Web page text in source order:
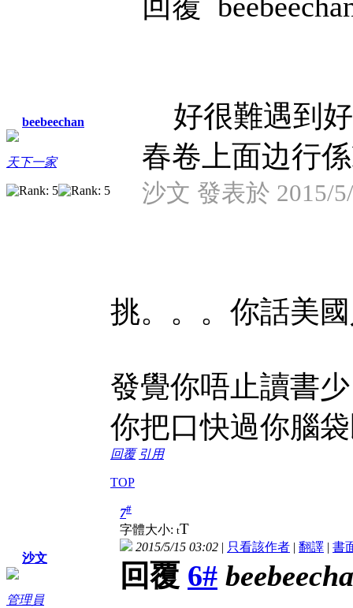
beebeechan
天下一家
好很難遇到
春卷上面边行係
沙文 發表於 2015/
挑。。。你話美
發覺你唔止讀書
你把口快過你腦
回覆 引用
TOP
沙文
管理員
7#
字體大小: tT
2015/5/15 03:02 | 只看該作者 | 翻譯 | 書
回覆 6#